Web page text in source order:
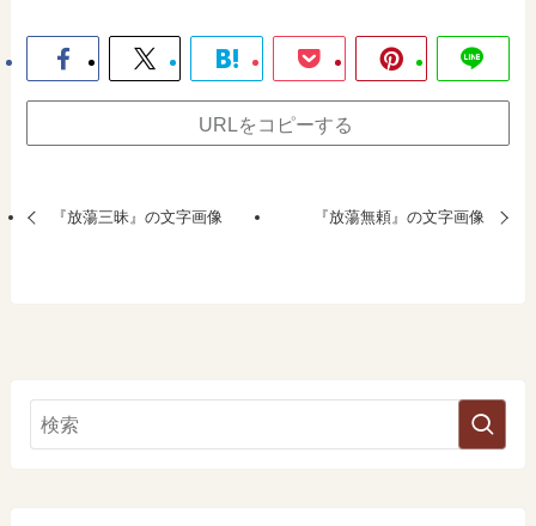
URLをコピーする
『放蕩三昧』の文字画像 『放蕩無頼』の文字画像